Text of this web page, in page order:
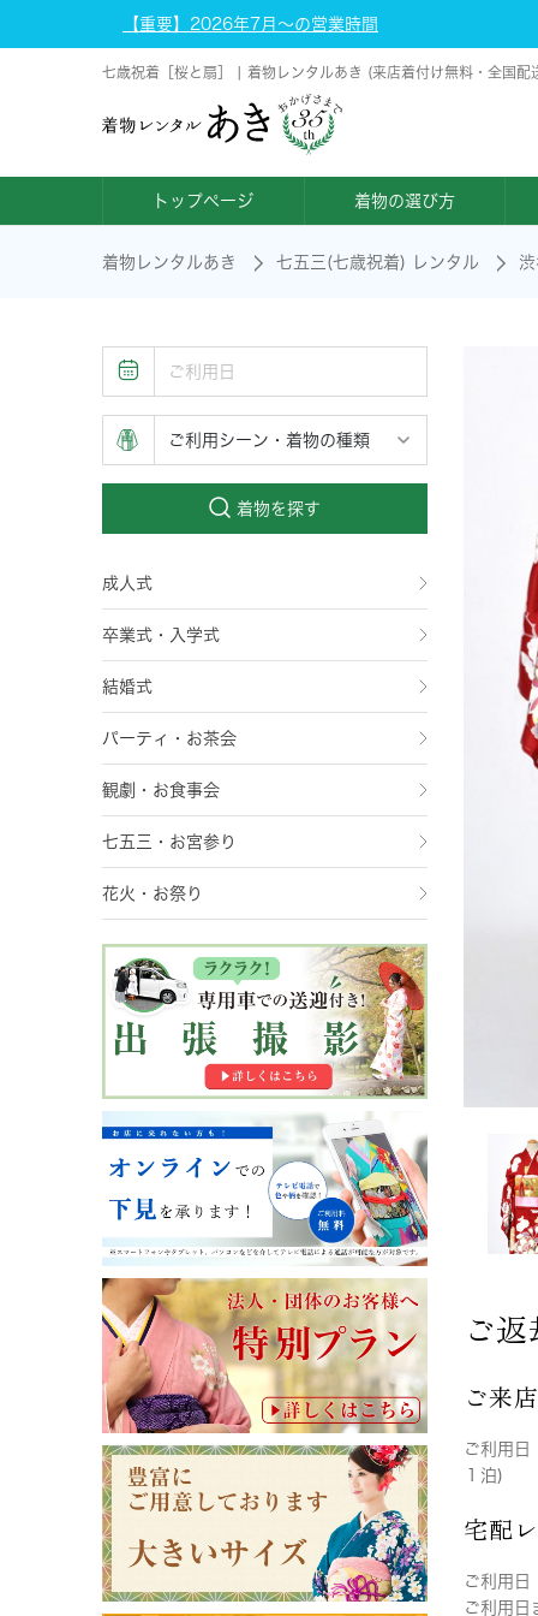
【重要】2026年7月～の営業時間
七歳祝着［桜と扇］ | 着物レンタルあき (来店着付け無料・全国配
トップページ 着物の選び方
着物レンタルあき 七五三(七歳祝着) レンタル
着物を探す
成人式
卒業式・入学式
結婚式
パーティ・お茶会
観劇・お食事会
七五三・お宮参り
花火・お祭り
ご
ご来
ご利用日
１泊)
宅配
ご利用日
ご利用日